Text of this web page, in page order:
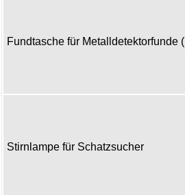
Fundtasche für
Stirnlampe für Schatzsucher